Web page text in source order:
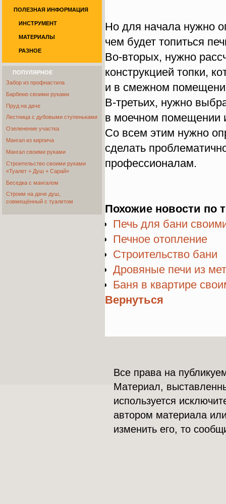
Но для начала нужно
чем будет топиться
Во-вторых, нужно
конструкцией топки,
и в смежном
В-третьих, нужно
в моечном помещении
Со всем этим нужно
сделать
профессионалам.
Похожие новости по
Печь для бани
Печное отопление
Строительство бани
Дровяные печи из
Баня в квартире
Вернуться
ПОЛЕЗНАЯ ИНФОРМАЦИЯ
ИНСТРУМЕНТ
МАТЕРИАЛЫ
РАЗНОЕ
ПОПУЛЯРНОЕ
Забор из профнастила
Барбекю своими руками
Пруд на даче
Лестница с дубовыми ступеньками
Озеленение участка
Мангал из кирпича
Мангал своими руками
Cтроительство своими руками
«Туалет + Душ + Сарай»
Беседка с мангалом
Строим на даче душ,
совмещённый с туалетом
Все права на
Материал,
используется
автором материала
изменить его, то